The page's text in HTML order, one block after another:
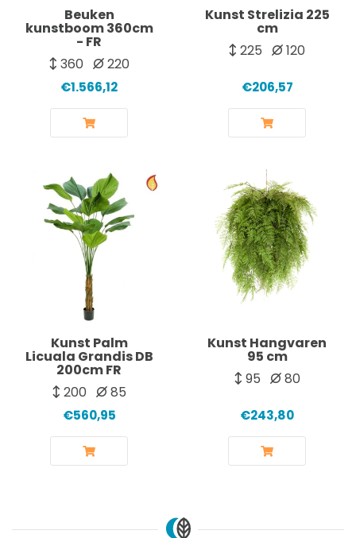
Beuken
kunstboom 360cm
- FR
360
220
€1.566,12
Kunst Strelizia 225
cm
225
120
€206,57
Kunst Palm
Licuala Grandis DB
200cm FR
200
85
€560,95
Kunst Hangvaren
95 cm
95
80
€243,80